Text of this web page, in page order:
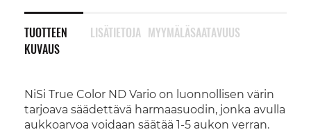
TUOTTEEN
KUVAUS
NiSi True Color ND Vario on luonnollisen värin
tarjoava säädettävä harmaasuodin, jonka avulla
aukkoarvoa voidaan säätää 1-5 aukon verran.
LISÄTIETOJA MYYMÄLÄSAATAVUUS